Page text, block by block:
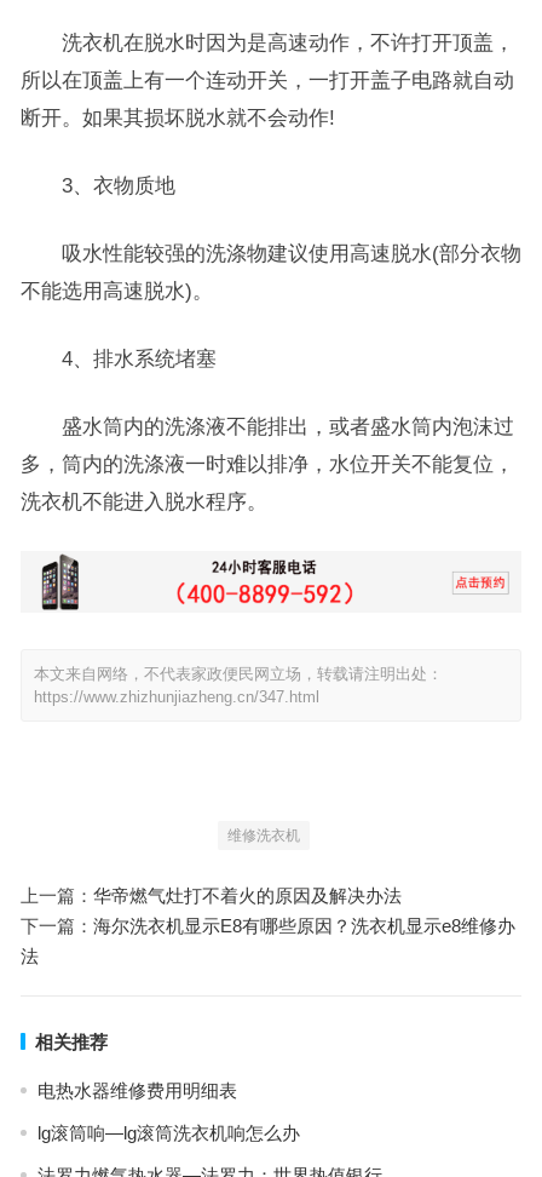
洗衣机在脱水时因为是高速动作，不许打开顶盖，
所以在顶盖上有一个连动开关，一打开盖子电路就自动
断开。如果其损坏脱水就不会动作!
3、衣物质地
吸水性能较强的洗涤物建议使用高速脱水(部分衣物
不能选用高速脱水)。
4、排水系统堵塞
盛水筒内的洗涤液不能排出，或者盛水筒内泡沫过
多，筒内的洗涤液一时难以排净，水位开关不能复位，
洗衣机不能进入脱水程序。
本文来自网络，不代表家政便民网立场，转载请注明出处：
https://www.zhizhunjiazheng.cn/347.html
维修洗衣机
上一篇： 华帝燃气灶打不着火的原因及解决办法
下一篇： 海尔洗衣机显示E8有哪些原因？洗衣机显示e8维修办
法
相关推荐
电热水器维修费用明细表
lg滚筒响—lg滚筒洗衣机响怎么办